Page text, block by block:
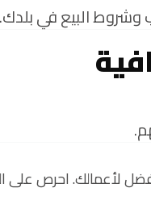
وشروط البيع في بلدك.
لأعمالك. احرص على